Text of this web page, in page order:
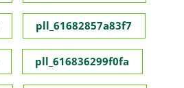
pll_61682857a83f7
pll_616836299f0fa